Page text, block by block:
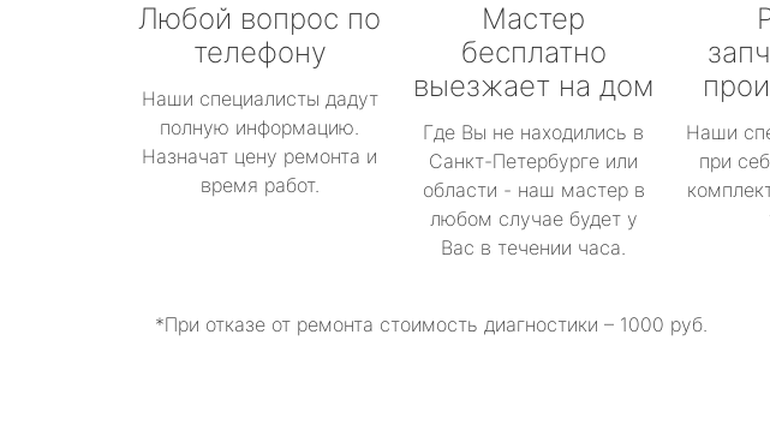
Любой вопрос по
телефону
Наши специалисты дадут
полную информацию.
Назначат цену ремонта и
время работ.
Мастер
бесплатно
выезжает на дом
Где Вы не находились в
Санкт-Петербурге или
области - наш мастер в
любом случае будет у
Вас в течении часа.
Наши
при
*При отказе от ремонта стоимость диагностики – 1000 руб.